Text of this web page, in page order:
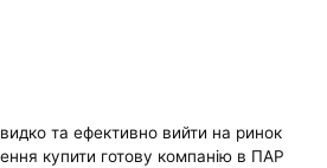
та ефективно вийти на ринок
купити готову компанію в ПАР